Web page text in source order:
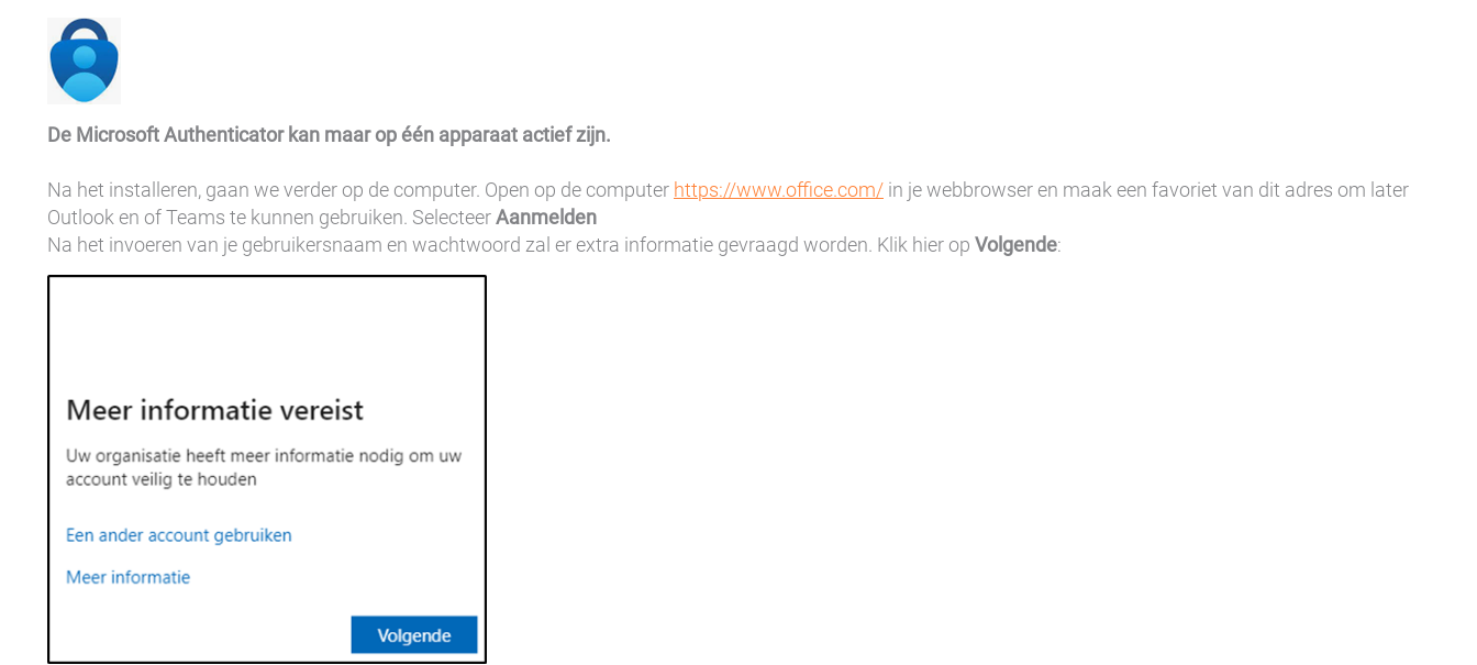
De Microsoft Authenticator kan maar op één apparaat actief zijn.
Na het installeren, gaan we verder op de computer. Open op de computer https://www.office.com/ in je webbrowser en maak een favoriet van dit adres om later
Outlook en of Teams te kunnen gebruiken. SelecteerAanmelden
Na het invoeren van je gebruikersnaam en wachtwoord zal er extra informatie gevraagd worden. Klik hier op Volgende: